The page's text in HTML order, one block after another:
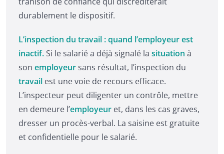
durablement le dispositif.
L’inspection du travail : quand l’employeur est
inactif.Si le salarié a déjà signalé la situation à
son employeursans résultat, l’inspection du
travail est une voie de recours efficace.
L’inspecteur peut diligenter un contrôle, mettre
en demeure l’employeur et, dans les cas graves,
dresser un procès-verbal. La saisine est gratuite
et confidentielle pour le salarié.